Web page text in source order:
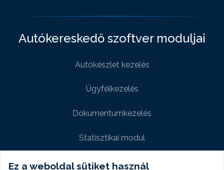
Ez a weboldal sütiket használ
Autókereskedő szoftver moduljai
Autókészlet kezelés
Ügyfélkezelés
Dokumentumkezelés
Statisztikai modul
Weboldal modul